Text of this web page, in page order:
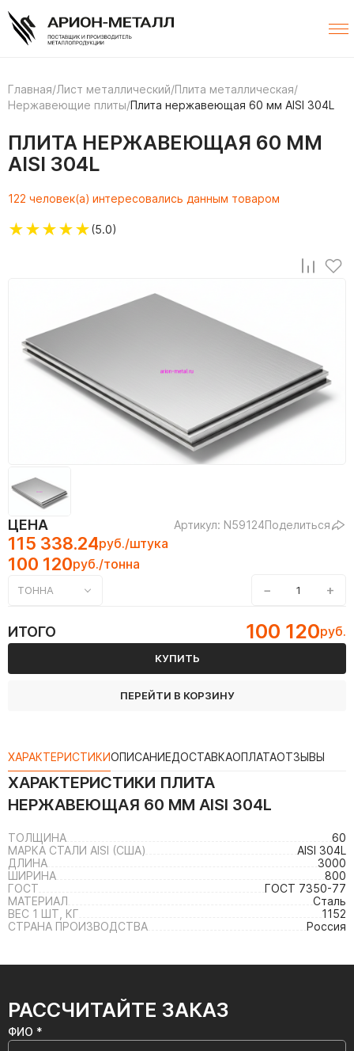
Главная/Лист металлический/Плита металлическая/
Нержавеющие плиты/Плита нержавеющая 60 мм AISI 304L
ПЛИТА НЕРЖАВЕЮЩАЯ 60 ММ
AISI 304L
122 человек(а) интересовались данным товаром
★★★★★(5.0)
ЦЕНА Артикул: N59124Поделиться
115 338.24руб./штука
100 120руб./тонна
ТОННА − +
ИТОГО 100 120руб.
КУПИТЬ
ПЕРЕЙТИ В КОРЗИНУ
ХАРАКТЕРИСТИКИОПИСАНИЕДОСТАВКАОПЛАТАОТЗЫВЫ
ХАРАКТЕРИСТИКИ ПЛИТА
НЕРЖАВЕЮЩАЯ 60 ММ AISI 304L
ТОЛЩИНА
60
МАРКА СТАЛИ AISI (США)
AISI 304L
ДЛИНА
3000
ШИРИНА
800
ГОСТ
ГОСТ 7350-77
МАТЕРИАЛ
Сталь
ВЕС 1 ШТ, КГ
1152
СТРАНА ПРОИЗВОДСТВА
Россия
РАССЧИТАЙТЕ ЗАКАЗ
ФИО *